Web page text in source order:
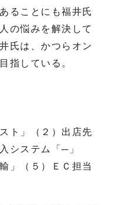
ることにも福井氏
の悩みを解決して
氏は、かつらオン
指している。
ト」（２）出店先
システム「─」
」（５）ＥＣ担当